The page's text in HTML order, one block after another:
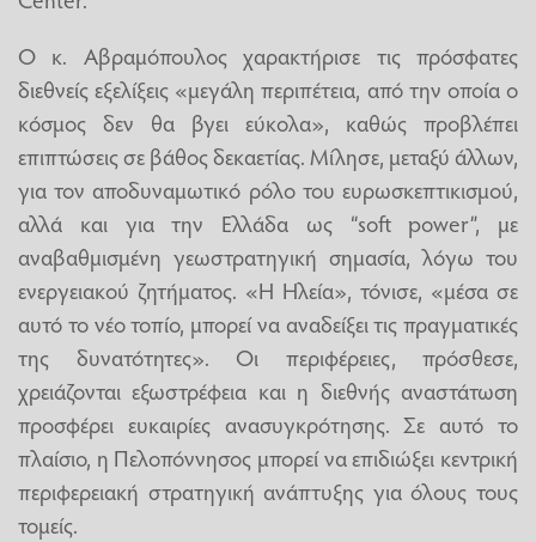
Ο κ. Αβραμόπουλος χαρακτήρισε τις πρόσφατες
διεθνείς εξελίξεις «μεγάλη περιπέτεια, από την οποία ο
κόσμος δεν θα βγει εύκολα», καθώς προβλέπει
επιπτώσεις σε βάθος δεκαετίας. Μίλησε, μεταξύ άλλων,
για τον αποδυναμωτικό ρόλο του ευρωσκεπτικισμού,
αλλά και για την Ελλάδα ως “soft power”, με
αναβαθμισμένη γεωστρατηγική σημασία, λόγω του
ενεργειακού ζητήματος. «Η Ηλεία», τόνισε, «μέσα σε
αυτό το νέο τοπίο, μπορεί να αναδείξει τις πραγματικές
της δυνατότητες». Οι περιφέρειες, πρόσθεσε,
χρειάζονται εξωστρέφεια και η διεθνής αναστάτωση
προσφέρει ευκαιρίες ανασυγκρότησης. Σε αυτό το
πλαίσιο, η Πελοπόννησος μπορεί να επιδιώξει κεντρική
περιφερειακή στρατηγική ανάπτυξης για όλους τους
τομείς.